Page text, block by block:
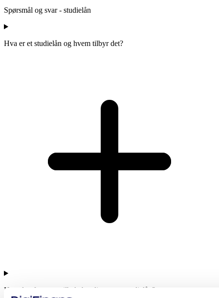
Spørsmål og svar - studielån
Hva er et studielån og hvem tilbyr det?
Hvordan fungerer tilbakebetalingen av studielån?